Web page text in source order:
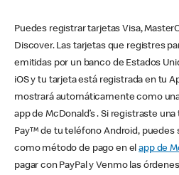
Puedes registrar tarjetas Visa,
Discover. Las tarjetas que registres
emitidas por un banco de Estados
iOS y tu tarjeta está registrada en tu
mostrará automáticamente como
app de McDonald’s . Si registraste
Pay™ de tu teléfono Android, puedes
como método de pago en elapp de
pagar con PayPal y Venmo las